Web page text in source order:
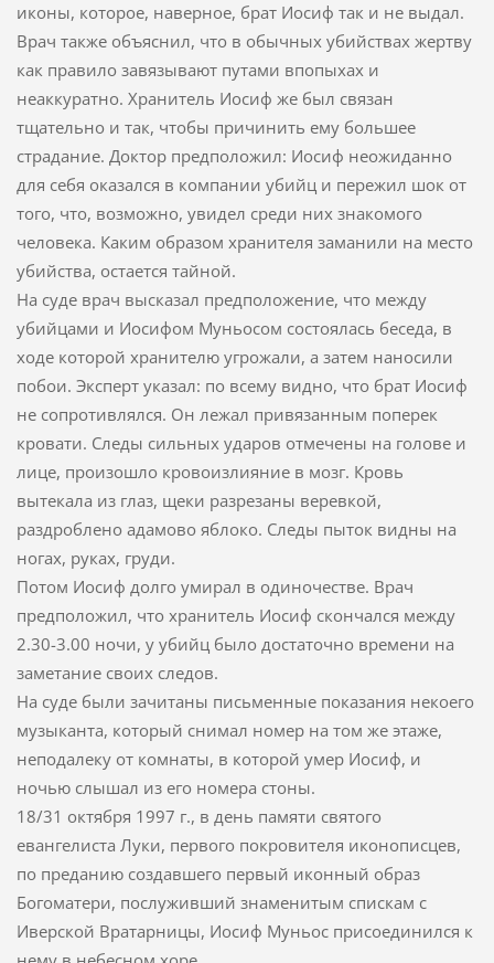
иконы, которое, наверное, брат Иосиф так и не выдал.
Врач также объяснил, что в обычных убийствах жертву
как правило завязывают путами впопыхах и
неаккуратно. Хранитель Иосиф же был связан
тщательно и так, чтобы причинить ему большее
страдание. Доктор предположил: Иосиф неожиданно
для себя оказался в компании убийц и пережил шок от
того, что, возможно, увидел среди них знакомого
человека. Каким образом хранителя заманили на место
убийства, остается тайной.
На суде врач высказал предположение, что между
убийцами и Иосифом Муньосом состоялась беседа, в
ходе которой хранителю угрожали, а затем наносили
побои. Эксперт указал: по всему видно, что брат Иосиф
не сопротивлялся. Он лежал привязанным поперек
кровати. Следы сильных ударов отмечены на голове и
лице, произошло кровоизлияние в мозг. Кровь
вытекала из глаз, щеки разрезаны веревкой,
раздроблено адамово яблоко. Следы пыток видны на
ногах, руках, груди.
Потом Иосиф долго умирал в одиночестве. Врач
предположил, что хранитель Иосиф скончался между
2.30-3.00 ночи, у убийц было достаточно времени на
заметание своих следов.
На суде были зачитаны письменные показания некоего
музыканта, который снимал номер на том же этаже,
неподалеку от комнаты, в которой умер Иосиф, и
ночью слышал из его номера стоны.
18/31 октября 1997 г., в день памяти святого
евангелиста Луки, первого покровителя иконописцев,
по преданию создавшего первый иконный образ
Богоматери, послуживший знаменитым спискам с
Иверской Вратарницы, Иосиф Муньос присоединился к